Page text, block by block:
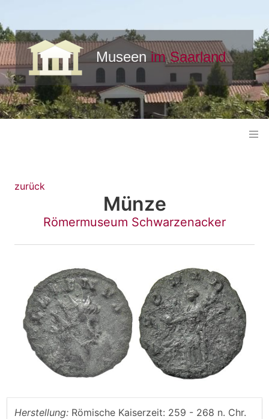
zurück
Münze
Römermuseum Schwarzenacker
Herstellung: Römische Kaiserzeit: 259 - 268 n. Chr.